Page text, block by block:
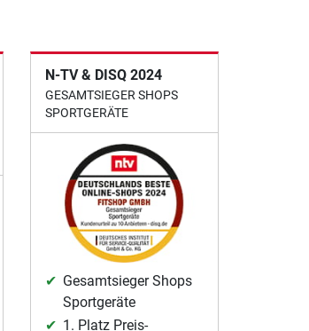
N-TV & DISQ 2024
GESAMTSIEGER SHOPS
SPORTGERÄTE
Gesamtsieger Shops
Sportgeräte
1. Platz Preis-